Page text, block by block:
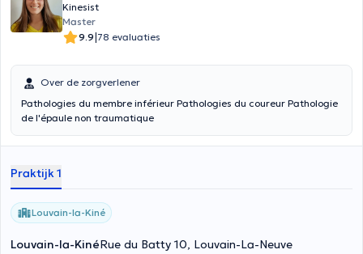
Kinesist
Master
9.9|78 evaluaties
Over de zorgverlener
Pathologies du membre inférieur Pathologies du coureur Pathologie
de l'épaule non traumatique
Praktijk 1
Louvain-la-Kiné
Louvain-la-KinéRue du Batty 10, Louvain-La-Neuve